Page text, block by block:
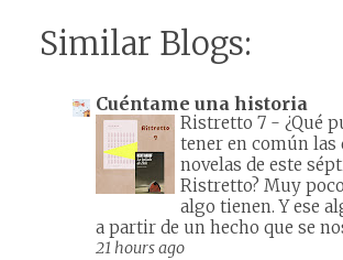
Similar Blogs:
Cuéntame una historia
Ristretto 7 - ¿Qué
tener en común las
novelas de este
Ristretto? Muy
algo tienen. Y ese
a partir de un hecho que se
21 hours ago